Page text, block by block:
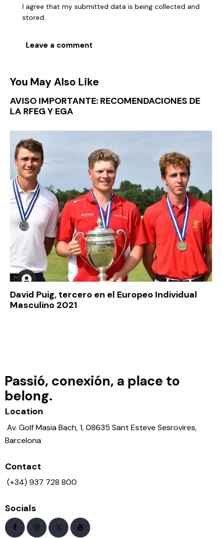
I agree that my submitted data is being collected and
stored.
You May Also Like
AVISO IMPORTANTE: RECOMENDACIONES DE
LA RFEG Y EGA
David Puig, tercero en el Europeo Individual
Masculino 2021
Passió, conexión, a place to
belong.
Location
Av. Golf Masia Bach, 1, 08635 Sant Esteve Sesrovires,
Barcelona
Contact
(+34) 937 728 800
Socials